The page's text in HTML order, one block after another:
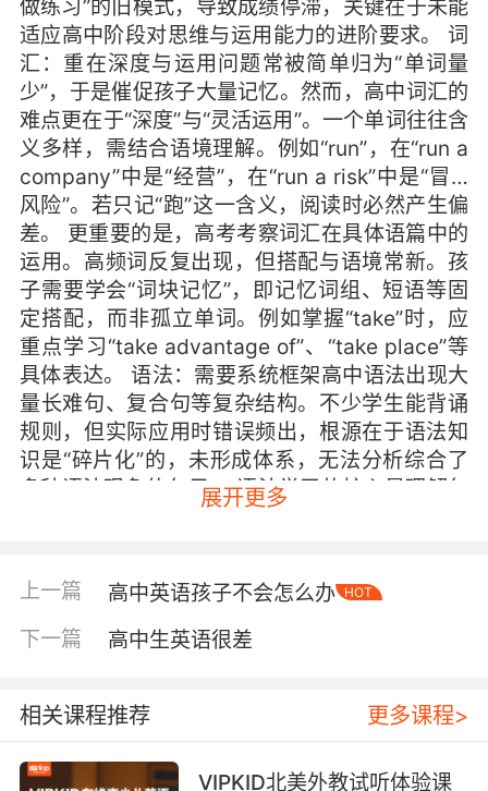
做练习”的旧模式，导致成绩停滞，关键在于未能
适应高中阶段对思维与运用能力的进阶要求。 词
汇：重在深度与运用问题常被简单归为“单词量
少”，于是催促孩子大量记忆。然而，高中词汇的
难点更在于“深度”与“灵活运用”。一个单词往往含
义多样，需结合语境理解。例如“run”，在“run a
company”中是“经营”，在“run a risk”中是“冒…
风险”。若只记“跑”这一含义，阅读时必然产生偏
差。 更重要的是，高考考察词汇在具体语篇中的
运用。高频词反复出现，但搭配与语境常新。孩
子需要学会“词块记忆”，即记忆词组、短语等固
定搭配，而非孤立单词。例如掌握“take”时，应
重点学习“take advantage of”、“take place”等
具体表达。 语法：需要系统框架高中语法出现大
量长难句、复合句等复杂结构。不少学生能背诵
规则，但实际应用时错误频出，根源在于语法知
识是“碎片化”的，未形成体系，无法分析综合了
多种语法现象的句子。 语法学习的核心是理解句
子结构。有效方法是：从简单句核心出发，逐步
变得复杂，从而建立结构分析能力。 语篇：把握
逻辑与意图高中阅读理解难在把握文章整体逻辑
与作者意图。文章多为议论文、说明文，包含论
证、推理与态度。学生常能读懂单句，却理不清
浏览题目，预测主题；阅读中，关注段落首尾
句、转折词等逻辑信号；阅读后，练习概括主
旨、梳理论证过程。例如在议论文中，需主动识
展开更多
上一篇 高中英语孩子不会怎么办 HOT
下一篇 高中生英语很差
相关课程推荐 更多课程>
VIPKID北美外教试听体验课